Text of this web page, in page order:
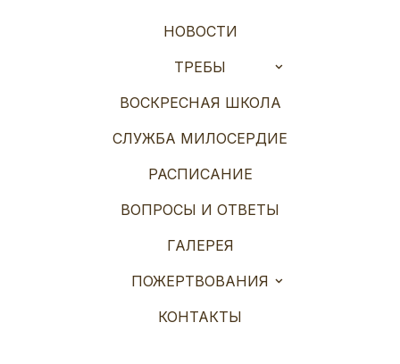
НОВОСТИ
ТРЕБЫ
ВОСКРЕСНАЯ ШКОЛА
СЛУЖБА МИЛОСЕРДИЕ
РАСПИСАНИЕ
ВОПРОСЫ И ОТВЕТЫ
ГАЛЕРЕЯ
ПОЖЕРТВОВАНИЯ
КОНТАКТЫ